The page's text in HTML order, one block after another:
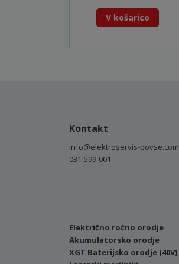
V košarico
Kontakt
info@elektroservis-povse.com
031-599-001
Električno ročno orodje
Akumulatorsko orodje
XGT Baterijsko orodje (40V)